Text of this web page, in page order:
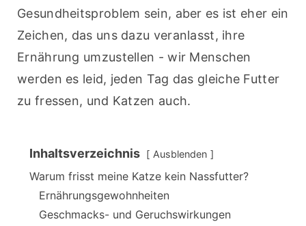
Gesundheitsproblem sein, aber es ist eher ein
Zeichen, das uns dazu veranlasst, ihre
Ernährung umzustellen - wir Menschen
werden es leid, jeden Tag das gleiche Futter
zu fressen, und Katzen auch.
Inhaltsverzeichnis Ausblenden
Warum frisst meine Katze kein Nassfutter?
Ernährungsgewohnheiten
Geschmacks- und Geruchswirkungen